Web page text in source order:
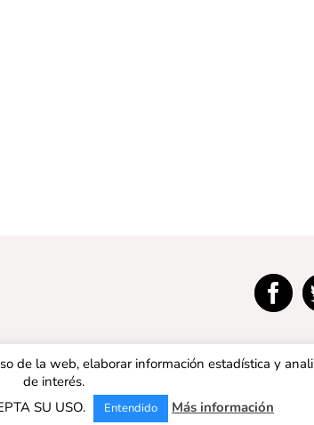
de la web, elaborar información estadística y
de interés.
SU USO.
Entendido Más información